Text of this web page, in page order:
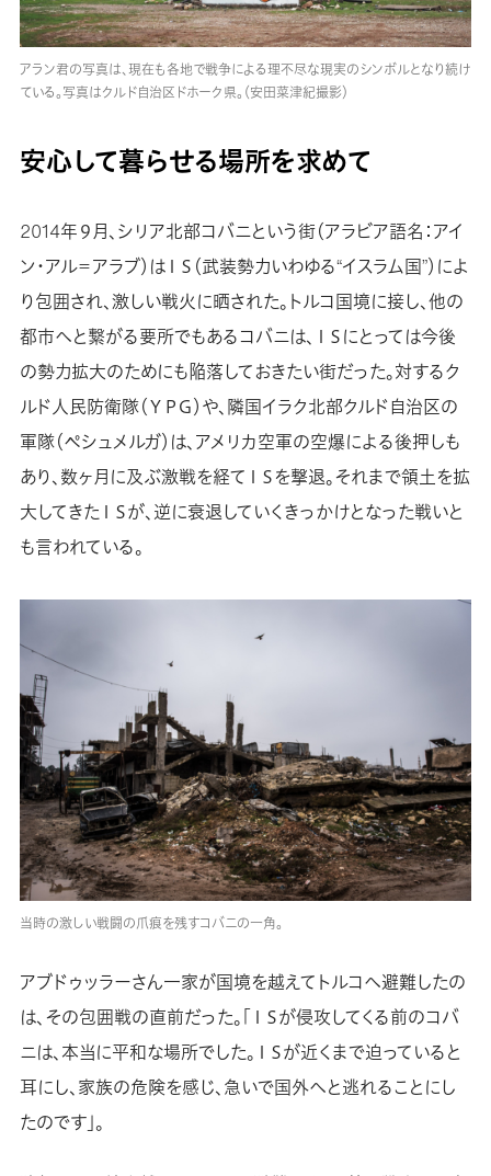
アラン君の写真は、現在も各地で戦争による理不尽な現実のシンボルとなり続け
ている。写真はクルド自治区ドホーク県。（安田菜津紀撮影）
安心して暮らせる場所を求めて
2014年９月、シリア北部コバニという街（アラビア語名：アイ
ン・アル＝アラブ）はＩＳ（武装勢力いわゆる“イスラム国”）によ
り包囲され、激しい戦火に晒された。トルコ国境に接し、他の
都市へと繋がる要所でもあるコバニは、ＩＳにとっては今後
の勢力拡大のためにも陥落しておきたい街だった。対するク
ルド人民防衛隊（ＹＰＧ）や、隣国イラク北部クルド自治区の
軍隊（ペシュメルガ）は、アメリカ空軍の空爆による後押しも
あり、数ヶ月に及ぶ激戦を経てＩＳを撃退。それまで領土を拡
大してきたＩＳが、逆に衰退していくきっかけとなった戦いと
も言われている。
当時の激しい戦闘の爪痕を残すコバニの一角。
アブドゥッラーさん一家が国境を越えてトルコへ避難したの
は、その包囲戦の直前だった。「ＩＳが侵攻してくる前のコバ
ニは、本当に平和な場所でした。ＩＳが近くまで迫っていると
耳にし、家族の危険を感じ、急いで国外へと逃れることにし
たのです」。